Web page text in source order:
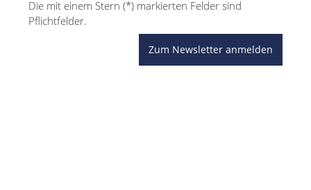
Die mit einem Stern (*) markierten Felder sind
Pflichtfelder.
Zum Newsletter anmelden